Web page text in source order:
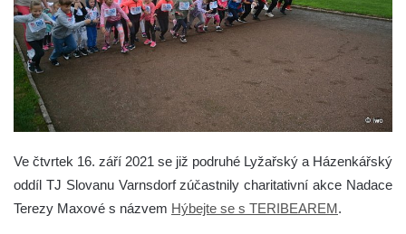
Ve čtvrtek 16. září 2021 se již podruhé Lyžařský a Házenkářský
oddíl TJ Slovanu Varnsdorf zúčastnily charitativní akce Nadace
Terezy Maxové s názvem Hýbejte se s TERIBEAREM.